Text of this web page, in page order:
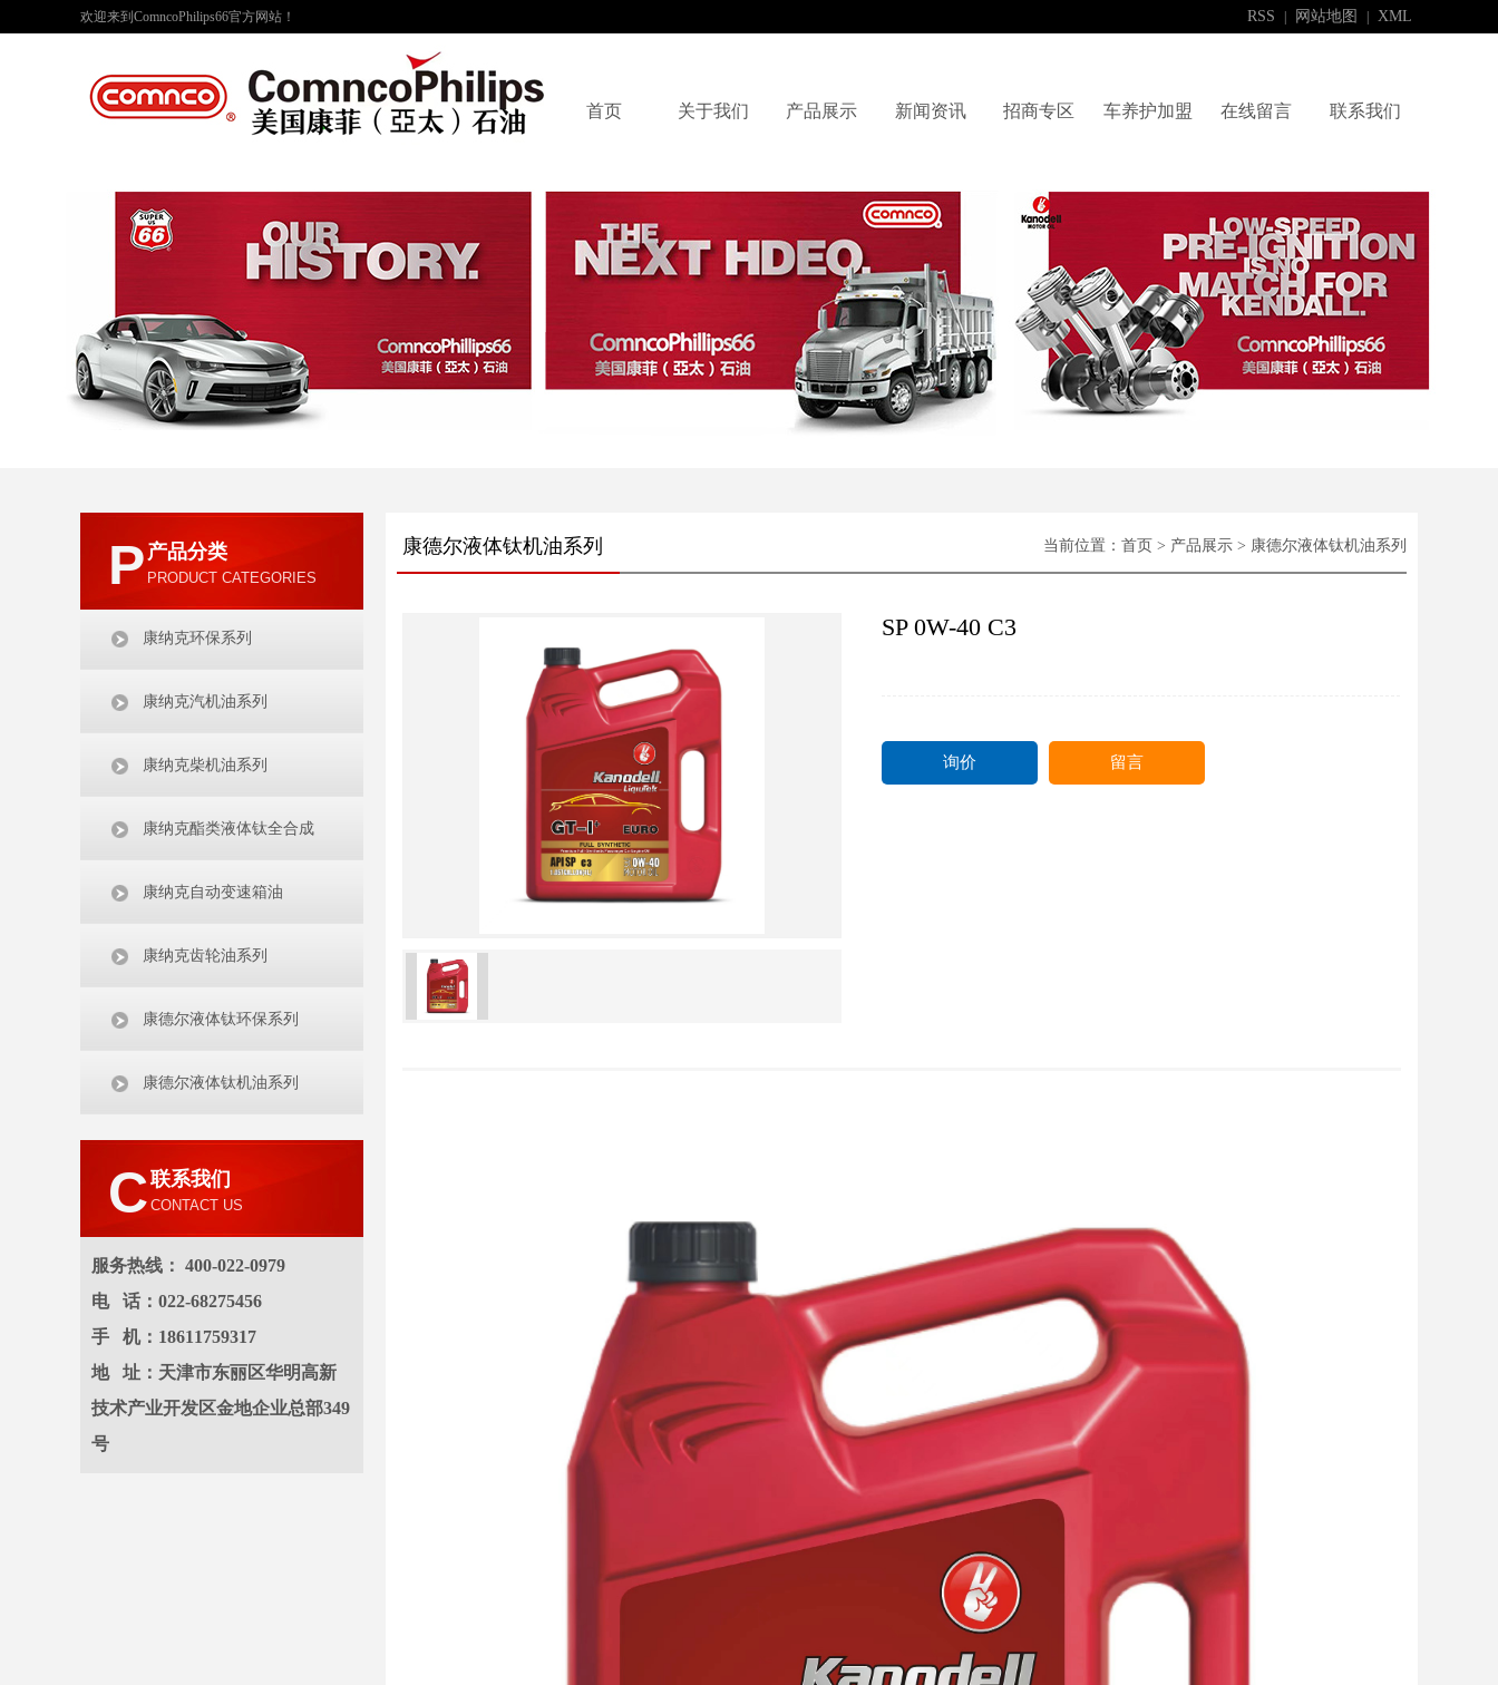
欢迎来到ComncoPhilips66官方网站！ RSS 网站地图 XML
首页 关于我们 产品展示 新闻资讯 招商专区 车养护加盟 在线留言 联系我们
P 产品分类
PRODUCT CATEGORIES
康纳克环保系列
康纳克汽机油系列
康纳克柴机油系列
康纳克酯类液体钛全合成
康纳克自动变速箱油
康纳克齿轮油系列
康德尔液体钛环保系列
康德尔液体钛机油系列
C联系我们
CONTACT US
服务热线： 400-022-0979
电 话：022-68275456
手 机：18611759317
地 址：天津市东丽区华明高新
技术产业开发区金地企业总部349
号
康德尔液体钛机油系列 当前位置： 首页 > 产品展示 > 康德尔液体钛机油系列
SP 0W-40 C3
询价 留言